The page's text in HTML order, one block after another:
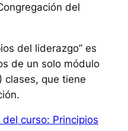
del
del liderazgo” es
de un solo módulo
clases, que tiene
curso: Principios